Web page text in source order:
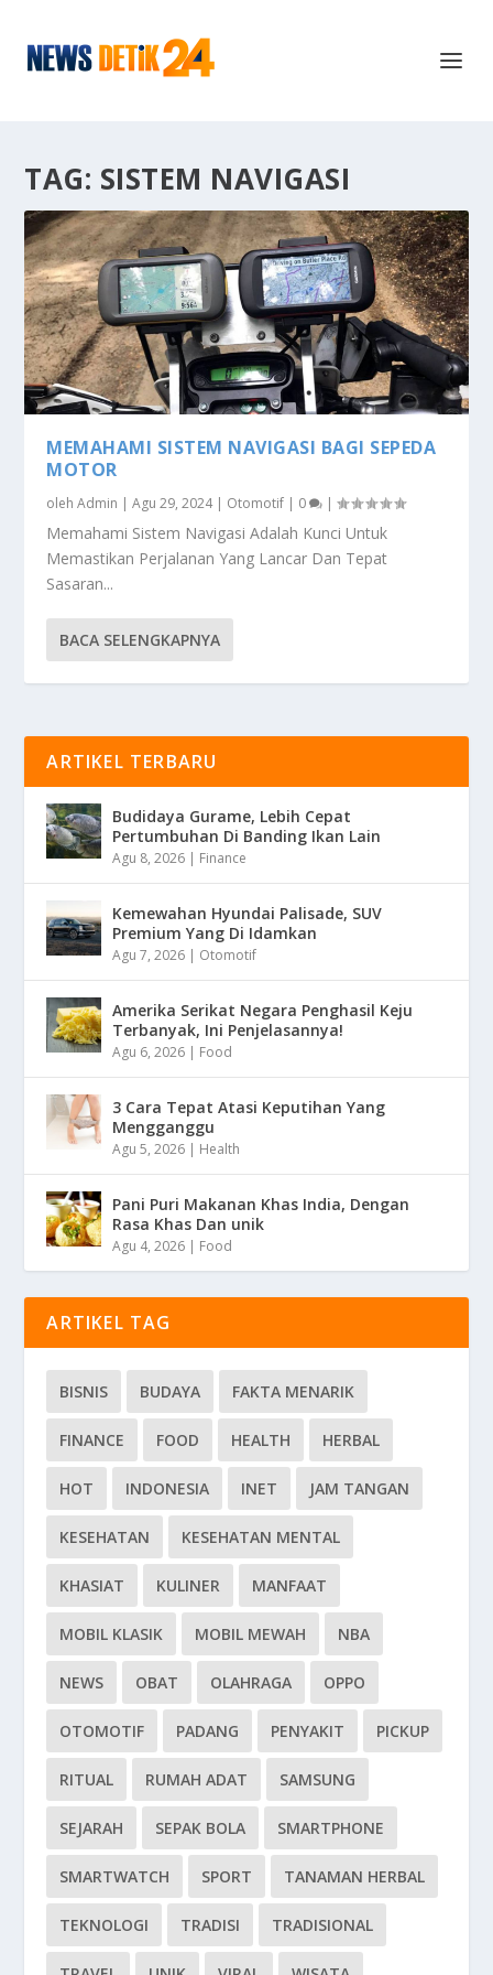
TAG: SISTEM NAVIGASI
MEMAHAMI SISTEM NAVIGASI BAGI SEPEDA
MOTOR
olehAdmin |Agu 29, 2024| Otomotif 0 |
Memahami Sistem Navigasi Adalah Kunci Untuk
Memastikan Perjalanan Yang Lancar Dan Tepat
Sasaran...
BACA SELENGKAPNYA
ARTIKEL TERBARU
Budidaya Gurame, Lebih Cepat
Pertumbuhan Di Banding Ikan Lain
Agu 8, 2026 Finance
Kemewahan Hyundai Palisade, SUV
Premium Yang Di Idamkan
Agu 7, 2026 Otomotif
Amerika Serikat Negara Penghasil Keju
Terbanyak, Ini Penjelasannya!
Agu 6, 2026 Food
3 Cara Tepat Atasi Keputihan Yang
Mengganggu
Agu 5, 2026 Health
Pani Puri Makanan Khas India, Dengan
Rasa Khas Dan unik
Agu 4, 2026 Food
ARTIKEL TAG
BISNIS BUDAYA FAKTA MENARIK
FINANCE FOOD HEALTH HERBAL
HOT INDONESIA INET JAM TANGAN
KESEHATAN KESEHATAN MENTAL
KHASIAT KULINER MANFAAT
MOBIL KLASIK MOBIL MEWAH NBA
NEWS OBAT OLAHRAGA OPPO
OTOMOTIF PADANG PENYAKIT PICKUP
RITUAL RUMAH ADAT SAMSUNG
SEJARAH SEPAK BOLA SMARTPHONE
SMARTWATCH SPORT TANAMAN HERBAL
TEKNOLOGI TRADISI TRADISIONAL